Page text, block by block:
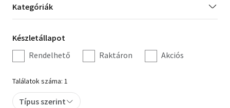
Hobbi, szabadidő
Irodalom
Művészet
Szakkönyv
Kategória
szűrés
Kategóriák
Készletállapot
szűrés
Készletállapot
Rendelhető
Raktáron Akciós
Találatok száma: 1
Típus szerint